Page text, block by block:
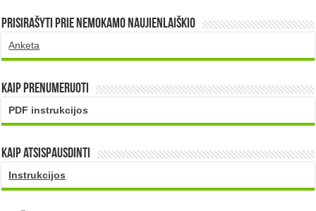
Prisirašyti prie nemokamo naujienlaiškio
Anketa
Kaip prenumeruoti
PDF instrukcijos
Kaip atsispausdinti
Instrukcijos